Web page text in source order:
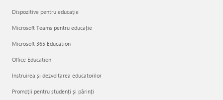
Dispozitive pentru educație
Microsoft Teams pentru educație
Microsoft 365 Education
Office Education
Instruirea și dezvoltarea educatorilor
Promoții pentru studenți și părinți